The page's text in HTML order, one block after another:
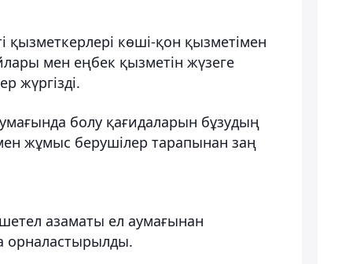
көші-қон қызметімен
мен еңбек қызметін жүзеге
жүргізді.
болу қағидаларын бұзудың
жұмыс берушілер тарапынан заң
азаматы ел аумағынан
орналастырылды.